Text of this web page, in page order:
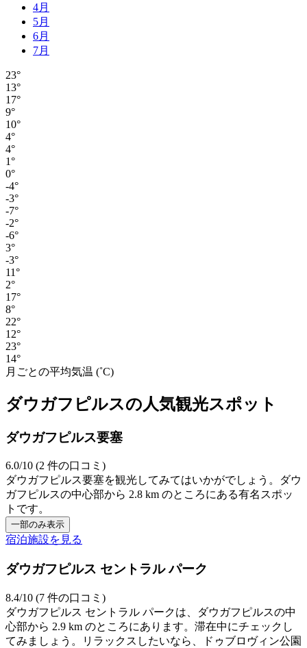
4月
5月
6月
7月
23°
13°
17°
9°
10°
4°
4°
1°
0°
-4°
-3°
-7°
-2°
-6°
3°
-3°
11°
2°
17°
8°
22°
12°
23°
14°
月ごとの平均気温 (˚C)
ダウガフピルスの人気観光スポット
ダウガフピルス要塞
6.0/10 (2 件の口コミ)
ダウガフピルス要塞を観光してみてはいかがでしょう。ダウ
ガフピルスの中心部から 2.8 km のところにある有名スポッ
トです。
一部のみ表示
宿泊施設を見る
ダウガフピルス セントラル パーク
8.4/10 (7 件の口コミ)
ダウガフピルス セントラル パークは、ダウガフピルスの中
心部から 2.9 km のところにあります。滞在中にチェックし
てみましょう。リラックスしたいなら、ドゥブロヴィン公園